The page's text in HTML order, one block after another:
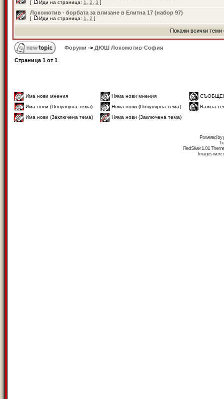
[ Иди на страница: 1 2 3 ]
Локомотив - борбата за влизане в Елитна 17 (набор 97)
[ Иди на страница: 1 2 ]
Покажи всички теми
Форуми -> ДЮШ Локомотив-София
Страница 1 от 1
Има нови мнения Няма нови мнения
Има нови (Популярна тема)
Няма нови (Популярна тема)
Важна
Има нови (Заключена тема)
Няма нови (Заключена тема)
Powered by
RedSilver 1.01
Images were